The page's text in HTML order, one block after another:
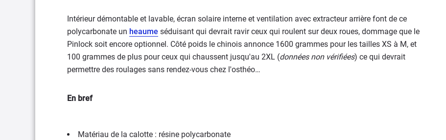
Intérieur démontable et lavable, écran solaire interne et ventilation avec extracteur arrière font de ce
polycarbonate un heaume séduisant qui devrait ravir ceux qui roulent sur deux roues, dommage que le
Pinlock soit encore optionnel. Côté poids le chinois annonce 1600 grammes pour les tailles XS à M, et
100 grammes de plus pour ceux qui chaussent jusqu'au 2XL (données non vérifiées) ce qui devrait
permettre des roulages sans rendez-vous chez l'osthéo…
En bref
Matériau de la calotte : résine polycarbonate